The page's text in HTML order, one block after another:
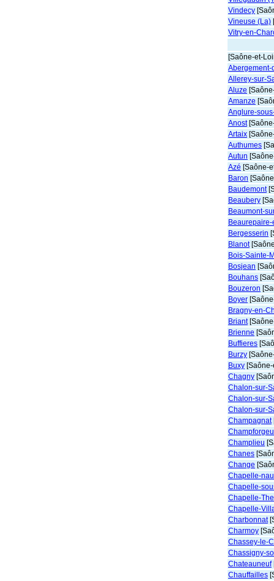
Vindecy
Vineuse (La)
Vitry-en-
[Saône-et-
Abergement-
Allerey-sur-
Aluze
Amanze
Anglure-
Anost
Artaix
Authumes
Autun
Azé [Saône-
Baron
Baudemont
Beaubery
Beaumont-
Bergesserin
Blanot
Bois-Sainte-
Bosjean
Bouhans
Bouzeron
Boyer
Bragny-en-
Briant
Brienne
Buffieres
Burzy
Buxy
Chagny
Chalon-sur-
Chalon-sur-
Chalon-sur-
Champagnat
Champlieu
Chanes
Change
Chapelle-
Chapelle-
Chapelle-
Chapelle-
Charbonnat
Charmoy
Chassey-le-
Chassigny-
Chateauneuf
Chauffailles